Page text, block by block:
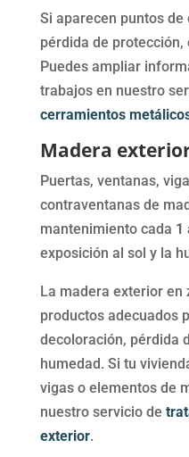
Si aparecen puntos
pérdida de
Puedes ampliar
trabajos en nuestro
cerramientos
Madera
Puertas, ventanas,
contraventanas de
mantenimiento cada 1
exposición al sol y la
La madera exterior en
productos adecuados
decoloración, pérdida
humedad. Si tu
vigas o elementos de
nuestro servicio de
exterior.